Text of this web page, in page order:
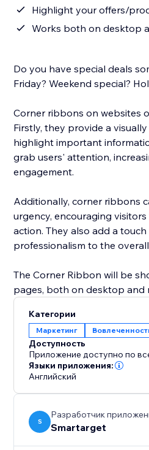
Highlight your offers/
Works both on desktop
Do you have special deals
Friday? Weekend special?
Corner ribbons on websites
Firstly, they provide a
highlight important
grab users' attention,
engagement.
Additionally, corner ribbons
urgency, encouraging
action. They also add a
professionalism to the
The Corner Ribbon will be
pages, both on desktop and
Категории
Маркетинг
Доступность
Приложение доступно по
Языки приложения:
Английский
S
Разработчик
Smartarget